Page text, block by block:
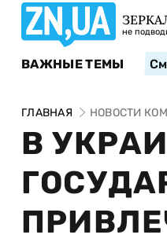
не
ВАЖНЫЕ ТЕМЫ
ГЛАВНАЯ НОВОСТИ
В